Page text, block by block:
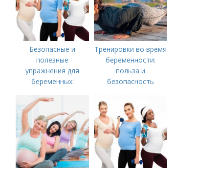
Безопасные и
полезные
упражнения для
беременных:
будущих мам
Тренировки во время
беременности:
польза и
безопасность